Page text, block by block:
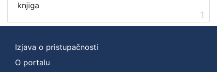
knjiga
1
Izjava o pristupačnosti
O portalu